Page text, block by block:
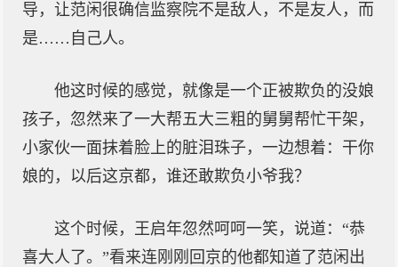
导，让范闲很确信监察院不是敌人，不是友人，而
是……自己人。
他这时候的感觉，就像是一个正被欺负的没娘
孩子，忽然来了一大帮五大三粗的舅舅帮忙干架，
小家伙一面抹着脸上的脏泪珠子，一边想着：干你
娘的，以后这京都，谁还敢欺负小爷我？
这个时候，王启年忽然呵呵一笑，说道：“恭
喜大人了。”看来连刚刚回京的他都知道了范闲出